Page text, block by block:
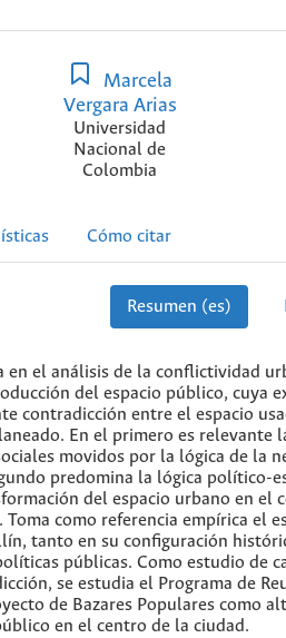
Marcela
Vergara Arias
Universidad
Nacional de
Colombia
Cómo citar
Resumen (es)
en el análisis de la conflictividad
del espacio público, cuya
contradicción entre el espacio
En el primero es relevante
movidos por la lógica de la
predomina la lógica político-
del espacio urbano en el
Toma como referencia empírica el
tanto en su configuración
públicas. Como estudio de
se estudia el Programa de
de Bazares Populares como
en el centro de la ciudad.